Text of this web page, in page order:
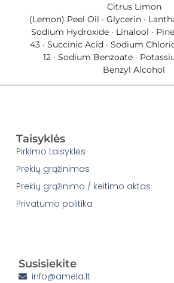
Citrus Limon
(Lemon) Peel Oil · Glycerin ·
Sodium Hydroxide · Linalool ·
43 · Succinic Acid · Sodium
12 · Sodium Benzoate ·
Benzyl Alcohol
Taisyklės
Pirkimo taisyklės
Prekių grąžinimas
Prekių grąžinimo / keitimo aktas
Privatumo politika
Susisiekite
info@amela.lt